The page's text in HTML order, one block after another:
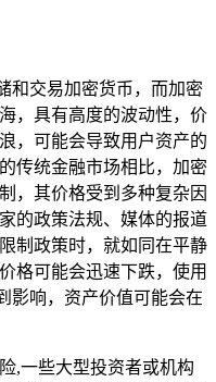
和交易加密货币，而加密
，具有高度的波动性，价
，可能会导致用户资产的
传统金融市场相比，加密
，其价格受到多种复杂因
的政策法规、媒体的报道
制政策时，就如同在平静
格可能会迅速下跌，使用
影响，资产价值可能会在
,一些大型投资者或机构